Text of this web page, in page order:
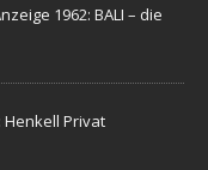
1962: BALI – die
Henkell Privat